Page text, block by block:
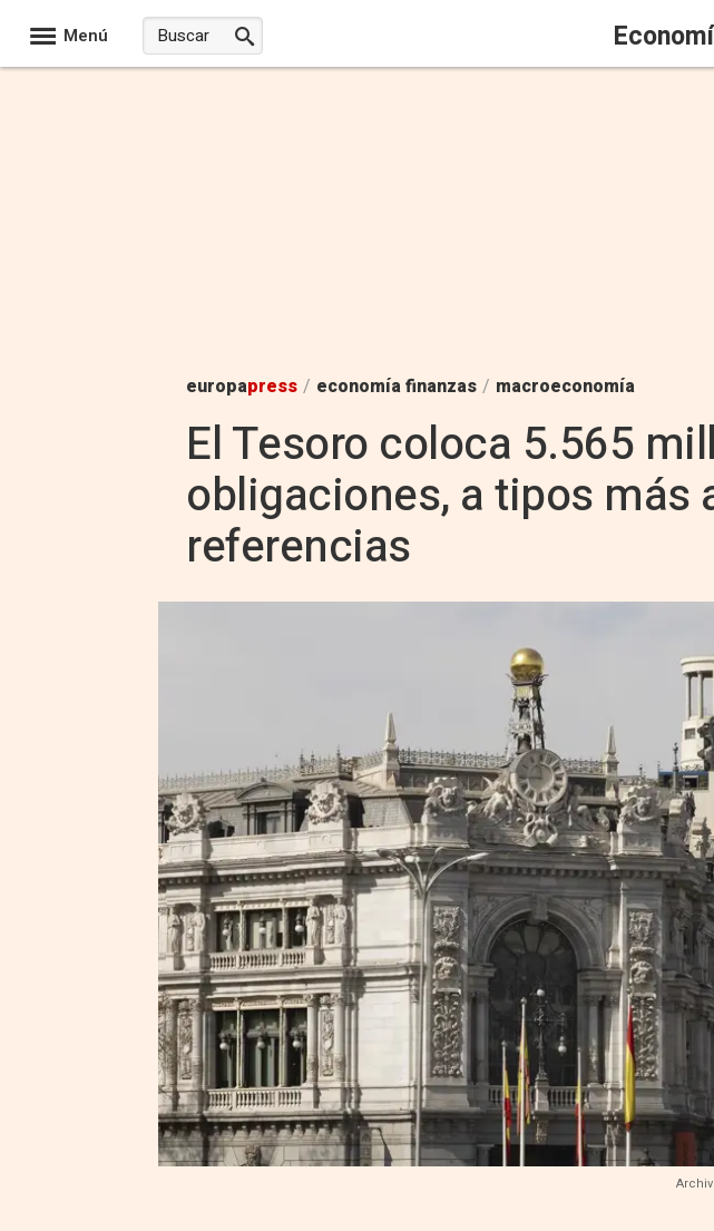
Menú
europapress / economía finanzas / macroeconomía
El Tesoro coloca 5.565
obligaciones, a tipos más
referencias